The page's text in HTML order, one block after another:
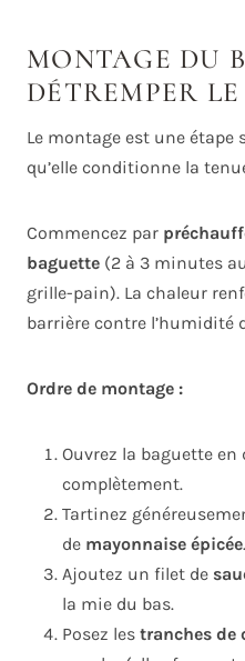
MONTAGE DU
DÉTREMPER
Le montage est une étape
qu’elle conditionne la
Commencez par
baguette (2 à 3 minutes
grille-pain). La chaleur
barrière contre l’humidité
Ordre de montage :
Ouvrez la baguette en
complètement.
Tartinez
de mayonnaise épicée.
Ajoutez un filet de
la mie du bas.
Posez les tranches de